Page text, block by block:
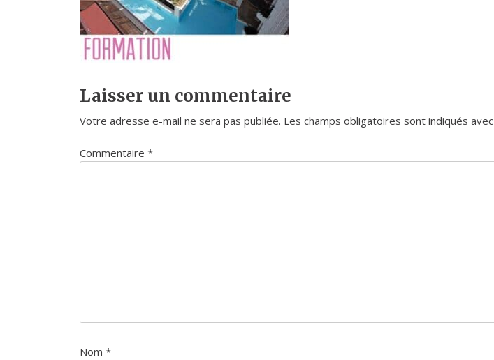
Laisser un commentaire
Votre adresse e-mail ne sera pas publiée. Les champs obligatoires sont indiqués avec
Commentaire *
Nom *